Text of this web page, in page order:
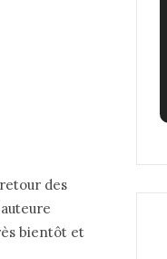
des
bientôt et